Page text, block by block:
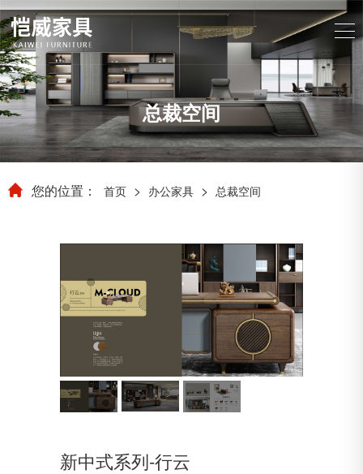
总裁空间
您的位置： 首页 > 办公家具 > 总裁空间
新中式系列-行云